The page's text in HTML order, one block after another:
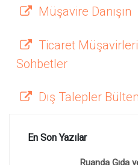
Müşavire Danışın
Ticaret
Sohbetler
Dış Talepler
En Son Yazılar
Ruanda Gıda